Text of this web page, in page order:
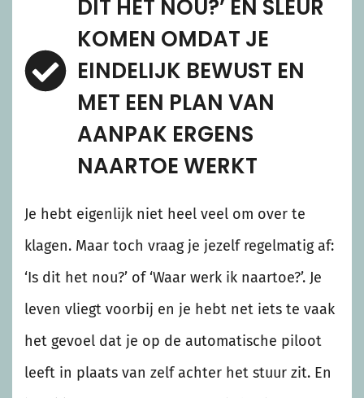
DIT HET NOU?’ EN SLEUR
KOMEN OMDAT JE
EINDELIJK BEWUST EN
MET EEN PLAN VAN
AANPAK ERGENS
NAARTOE WERKT
Je hebt eigenlijk niet heel veel om over te
klagen. Maar toch vraag je jezelf regelmatig af:
‘Is dit het nou?’ of ‘Waar werk ik naartoe?’. Je
leven vliegt voorbij en je hebt net iets te vaak
het gevoel dat je op de automatische piloot
leeft in plaats van zelf achter het stuur zit. En